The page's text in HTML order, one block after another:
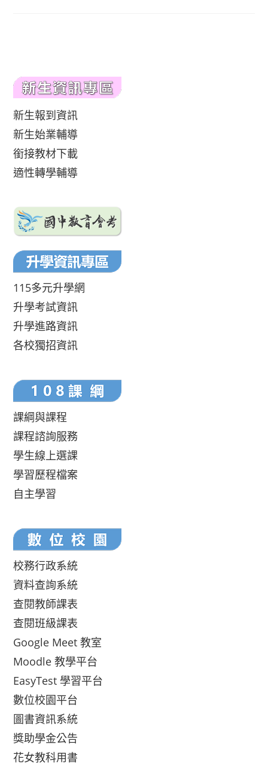
新生報到資訊
新生始業輔導
銜接教材下載
適性轉學輔導
115多元升學網
升學考試資訊
升學進路資訊
各校獨招資訊
課綱與課程
課程諮詢服務
學生線上選課
學習歷程檔案
自主學習
校務行政系統
資料查詢系統
查閱教師課表
查閱班級課表
Google Meet 教室
Moodle 教學平台
EasyTest 學習平台
數位校園平台
圖書資訊系統
獎助學金公告
花女教科用書